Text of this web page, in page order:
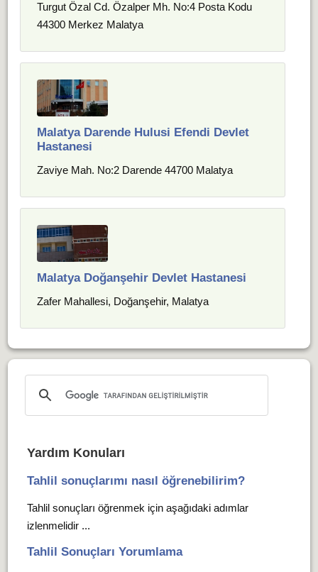
Turgut Özal Cd. Özalper Mh. No:4 Posta Kodu
44300 Merkez Malatya
Malatya Darende Hulusi Efendi Devlet
Hastanesi
Zaviye Mah. No:2 Darende 44700 Malatya
Malatya Doğanşehir Devlet Hastanesi
Zafer Mahallesi, Doğanşehir, Malatya
Yardım Konuları
Tahlil sonuçlarımı nasıl öğrenebilirim?
Tahlil sonuçları öğrenmek için aşağıdaki adımlar
izlenmelidir ...
Tahlil Sonuçları Yorumlama